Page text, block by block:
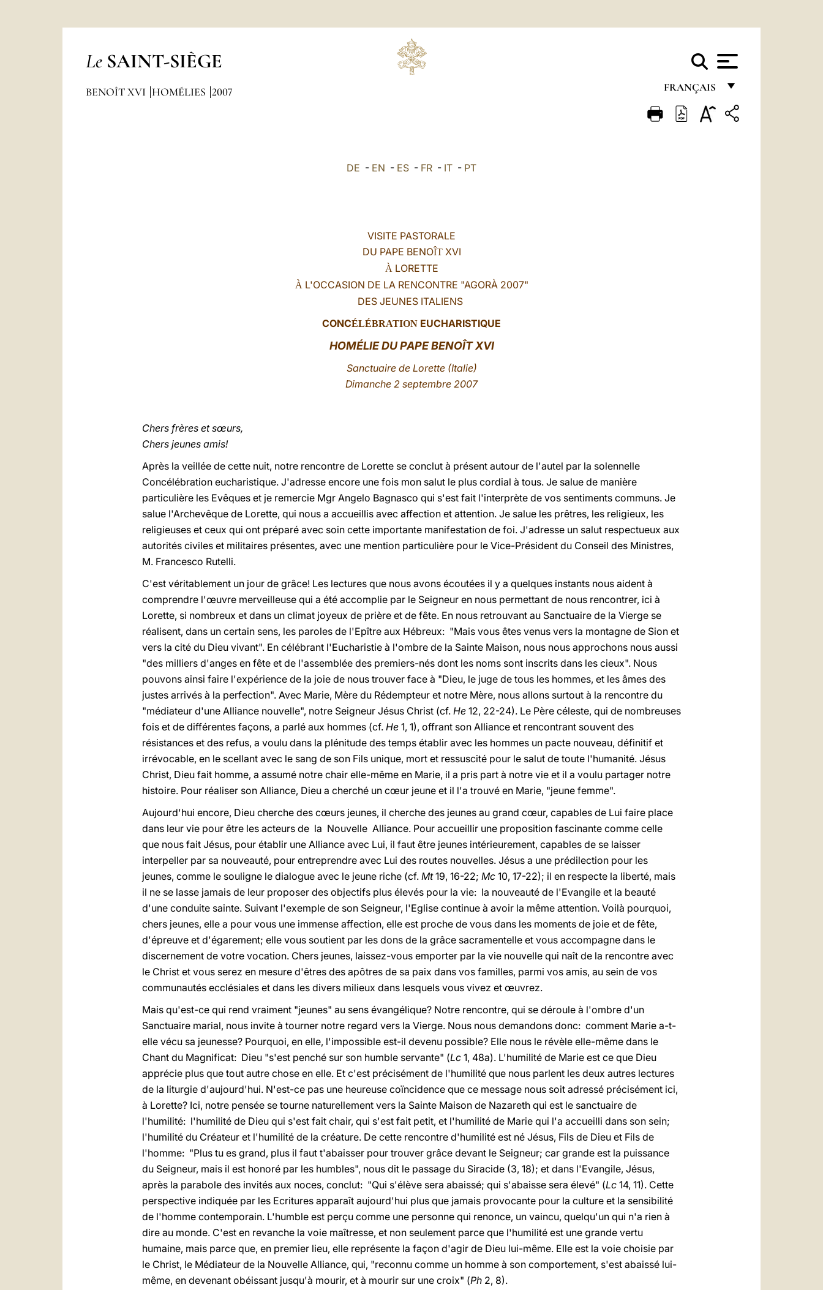
Le SAINT-SIÈGE
FRANÇAIS
FRANÇAIS
BENOÎT XVI HOMÉLIES 2007
DE - EN - ES - FR - IT - PT
VISITE PASTORALE
DU PAPE BENOÎTXVI
ÀLORETTE
ÀL'OCCASION DE LA RENCONTRE "AGORÀ 2007"
DES JEUNES ITALIENS
CONCÉLÉBRATION EUCHARISTIQUE
HOMÉLIE DU PAPE BENOÎT XVI
Sanctuaire de Lorette (Italie)
Dimanche 2 septembre 2007
Chers frères et sœurs,
Chers jeunes amis!
Après la veillée de cette nuit, notre rencontre de Lorette se conclut à présent autour de l'autel par la solennelle
Concélébration eucharistique. J'adresse encore une fois mon salut le plus cordial à tous. Je salue de manière
particulière les Evêques et je remercie Mgr Angelo Bagnasco qui s'est fait l'interprète de vos sentiments communs. Je
salue l'Archevêque de Lorette, qui nous a accueillis avec affection et attention. Je salue les prêtres, les religieux, les
religieuses et ceux qui ont préparé avec soin cette importante manifestation de foi. J'adresse un salut respectueux aux
autorités civiles et militaires présentes, avec une mention particulière pour le Vice-Président du Conseil des Ministres,
M. Francesco Rutelli.
C'est véritablement un jour de grâce! Les lectures que nous avons écoutées il y a quelques instants nous aident à
comprendre l'œuvre merveilleuse qui a été accomplie par le Seigneur en nous permettant de nous rencontrer, ici à
Lorette, si nombreux et dans un climat joyeux de prière et de fête. En nous retrouvant au Sanctuaire de la Vierge se
réalisent, dans un certain sens, les paroles de l'Epître aux Hébreux: "Mais vous êtes venus vers la montagne de Sion et
vers la cité du Dieu vivant". En célébrant l'Eucharistie à l'ombre de la Sainte Maison, nous nous approchons nous aussi
"des milliers d'anges en fête et de l'assemblée des premiers-nés dont les noms sont inscrits dans les cieux". Nous
pouvons ainsi faire l'expérience de la joie de nous trouver face à "Dieu, le juge de tous les hommes, et les âmes des
justes arrivés à la perfection". Avec Marie, Mère du Rédempteur et notre Mère, nous allons surtout à la rencontre du
"médiateur d'une Alliance nouvelle", notre Seigneur Jésus Christ (cf. He 12, 22-24). Le Père céleste, qui de nombreuses
fois et de différentes façons, a parlé aux hommes (cf. He 1, 1), offrant son Alliance et rencontrant souvent des
résistances et des refus, a voulu dans la plénitude des temps établir avec les hommes un pacte nouveau, définitif et
irrévocable, en le scellant avec le sang de son Fils unique, mort et ressuscité pour le salut de toute l'humanité. Jésus
Christ, Dieu fait homme, a assumé notre chair elle-même en Marie, il a pris part à notre vie et il a voulu partager notre
histoire. Pour réaliser son Alliance, Dieu a cherché un cœur jeune et il l'a trouvé en Marie, "jeune femme".
Aujourd'hui encore, Dieu cherche des cœurs jeunes, il cherche des jeunes au grand cœur, capables de Lui faire place
dans leur vie pour être les acteurs de la Nouvelle Alliance. Pour accueillir une proposition fascinante comme celle
que nous fait Jésus, pour établir une Alliance avec Lui, il faut être jeunes intérieurement, capables de se laisser
interpeller par sa nouveauté, pour entreprendre avec Lui des routes nouvelles. Jésus a une prédilection pour les
jeunes, comme le souligne le dialogue avec le jeune riche (cf. Mt19, 16-22; Mc 10, 17-22); il en respecte la liberté, mais
il ne se lasse jamais de leur proposer des objectifs plus élevés pour la vie: la nouveauté de l'Evangile et la beauté
d'une conduite sainte. Suivant l'exemple de son Seigneur, l'Eglise continue à avoir la même attention. Voilà pourquoi,
chers jeunes, elle a pour vous une immense affection, elle est proche de vous dans les moments de joie et de fête,
d'épreuve et d'égarement; elle vous soutient par les dons de la grâce sacramentelle et vous accompagne dans le
discernement de votre vocation. Chers jeunes, laissez-vous emporter par la vie nouvelle qui naît de la rencontre avec
le Christ et vous serez en mesure d'êtres des apôtres de sa paix dans vos familles, parmi vos amis, au sein de vos
communautés ecclésiales et dans les divers milieux dans lesquels vous vivez et œuvrez.
Mais qu'est-ce qui rend vraiment "jeunes" au sens évangélique? Notre rencontre, qui se déroule à l'ombre d'un
Sanctuaire marial, nous invite à tourner notre regard vers la Vierge. Nous nous demandons donc: comment Marie a-t-
elle vécu sa jeunesse? Pourquoi, en elle, l'impossible est-il devenu possible? Elle nous le révèle elle-même dans le
Chant du Magnificat: Dieu "s'est penché sur son humble servante" (Lc 1, 48a). L'humilité de Marie est ce que Dieu
apprécie plus que tout autre chose en elle. Et c'est précisément de l'humilité que nous parlent les deux autres lectures
de la liturgie d'aujourd'hui. N'est-ce pas une heureuse coïncidence que ce message nous soit adressé précisément ici,
à Lorette? Ici, notre pensée se tourne naturellement vers la Sainte Maison de Nazareth qui est le sanctuaire de
l'humilité: l'humilité de Dieu qui s'est fait chair, qui s'est fait petit, et l'humilité de Marie qui l'a accueilli dans son sein;
l'humilité du Créateur et l'humilité de la créature. De cette rencontre d'humilité est né Jésus, Fils de Dieu et Fils de
l'homme: "Plus tu es grand, plus il faut t'abaisser pour trouver grâce devant le Seigneur; car grande est la puissance
du Seigneur, mais il est honoré par les humbles", nous dit le passage du Siracide (3, 18); et dans l'Evangile, Jésus,
après la parabole des invités aux noces, conclut: "Qui s'élève sera abaissé; qui s'abaisse sera élevé" (Lc 14, 11). Cette
perspective indiquée par les Ecritures apparaît aujourd'hui plus que jamais provocante pour la culture et la sensibilité
de l'homme contemporain. L'humble est perçu comme une personne qui renonce, un vaincu, quelqu'un qui n'a rien à
dire au monde. C'est en revanche la voie maîtresse, et non seulement parce que l'humilité est une grande vertu
humaine, mais parce que, en premier lieu, elle représente la façon d'agir de Dieu lui-même. Elle est la voie choisie par
le Christ, le Médiateur de la Nouvelle Alliance, qui, "reconnu comme un homme à son comportement, s'est abaissé lui-
même, en devenant obéissant jusqu'à mourir, et à mourir sur une croix" (Ph 2, 8).